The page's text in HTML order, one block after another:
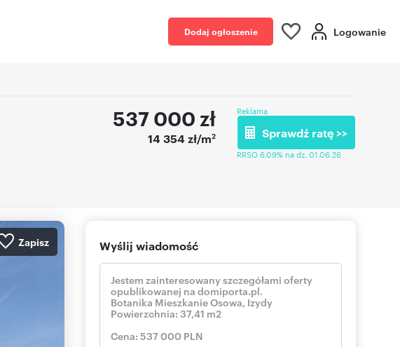
Dodaj ogłoszenie Logowanie
537 000 zł
14 354 zł/m2
Reklama
Sprawdź ratę >>
RRSO 6,09% na dz. 01.06.26
Zapisz Wyślij wiadomość